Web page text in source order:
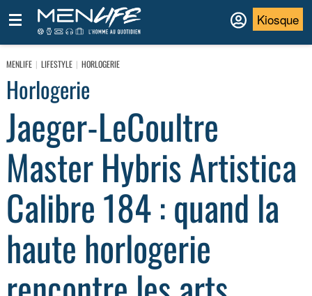
Kiosque
MENLIFE LIFESTYLE HORLOGERIE
Horlogerie
Jaeger-LeCoultre
Master Hybris Artistica
Calibre 184 : quand la
haute horlogerie